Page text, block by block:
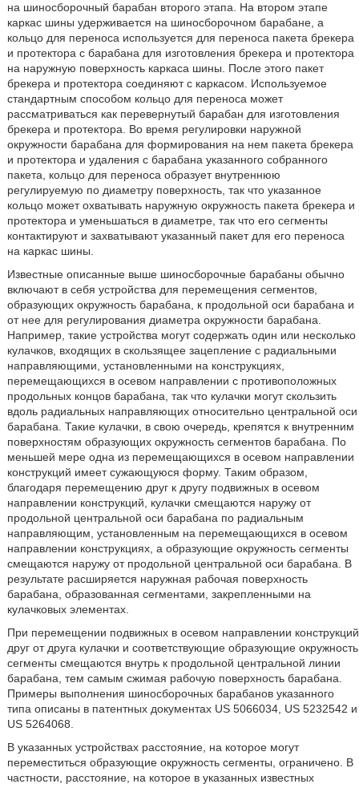
на шиносборочный барабан второго этапа. На втором этапе
каркас шины удерживается на шиносборочном барабане, а
кольцо для переноса используется для переноса пакета брекера
и протектора с барабана для изготовления брекера и протектора
на наружную поверхность каркаса шины. После этого пакет
брекера и протектора соединяют с каркасом. Используемое
стандартным способом кольцо для переноса может
рассматриваться как перевернутый барабан для изготовления
брекера и протектора. Во время регулировки наружной
окружности барабана для формирования на нем пакета брекера
и протектора и удаления с барабана указанного собранного
пакета, кольцо для переноса образует внутреннюю
регулируемую по диаметру поверхность, так что указанное
кольцо может охватывать наружную окружность пакета брекера и
протектора и уменьшаться в диаметре, так что его сегменты
контактируют и захватывают указанный пакет для его переноса
на каркас шины.
Известные описанные выше шиносборочные барабаны обычно
включают в себя устройства для перемещения сегментов,
образующих окружность барабана, к продольной оси барабана и
от нее для регулирования диаметра окружности барабана.
Например, такие устройства могут содержать один или несколько
кулачков, входящих в скользящее зацепление с радиальными
направляющими, установленными на конструкциях,
перемещающихся в осевом направлении с противоположных
продольных концов барабана, так что кулачки могут скользить
вдоль радиальных направляющих относительно центральной оси
барабана. Такие кулачки, в свою очередь, крепятся к внутренним
поверхностям образующих окружность сегментов барабана. По
меньшей мере одна из перемещающихся в осевом направлении
конструкций имеет сужающуюся форму. Таким образом,
благодаря перемещению друг к другу подвижных в осевом
направлении конструкций, кулачки смещаются наружу от
продольной центральной оси барабана по радиальным
направляющим, установленным на перемещающихся в осевом
направлении конструкциях, а образующие окружность сегменты
смещаются наружу от продольной центральной оси барабана. В
результате расширяется наружная рабочая поверхность
барабана, образованная сегментами, закрепленными на
кулачковых элементах.
При перемещении подвижных в осевом направлении конструкций
друг от друга кулачки и соответствующие образующие окружность
сегменты смещаются внутрь к продольной центральной линии
барабана, тем самым сжимая рабочую поверхность барабана.
Примеры выполнения шиносборочных барабанов указанного
типа описаны в патентных документах US 5066034, US 5232542 и
US 5264068.
В указанных устройствах расстояние, на которое могут
переместиться образующие окружность сегменты, ограничено. В
частности, расстояние, на которое в указанных известных